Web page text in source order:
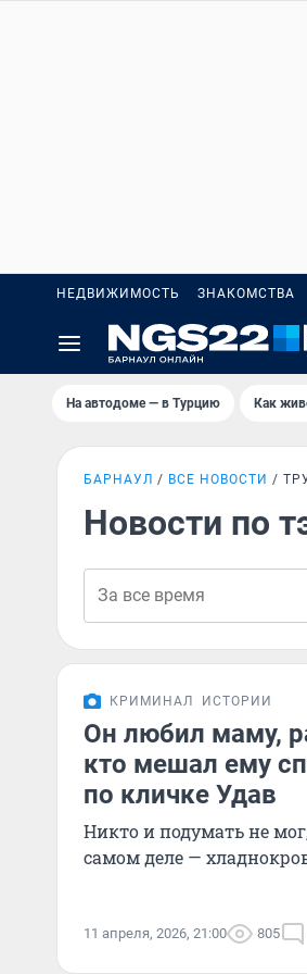
НЕДВИЖИМОСТЬ ЗНАКОМСТВА
На автодоме — в Турцию Как
БАРНАУЛ ВСЕ НОВОСТИ
Новости по
КРИМИНАЛ ИСТОРИИ
Он любил маму,
кто мешал ему
по кличке Удав
Никто и подумать не
самом деле —
11 апреля, 2026, 21:00 805